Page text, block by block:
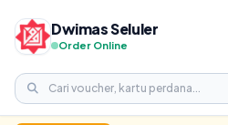
Dwimas Seluler
Order Online
Pesanan Berhasil Dikirim!